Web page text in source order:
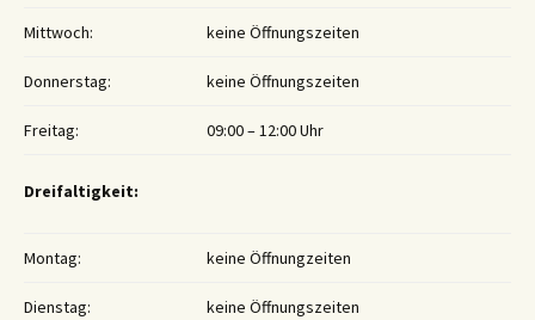
Mittwoch: keine Öffnungszeiten
Donnerstag: keine Öffnungszeiten
Freitag: 09:00 – 12:00 Uhr
Dreifaltigkeit:
Montag: keine Öffnungzeiten
Dienstag: keine Öffnungszeiten